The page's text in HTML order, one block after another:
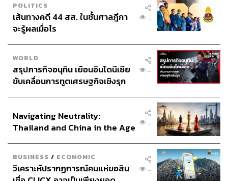
TAGS: นโยบาย เลือกตั้ง
พรรคกล้าธรรม
สถาบันวิจัยเพื่อการพัฒนาประเทศไทย (TDRI)
เลือกตั้ง 2569
กรุงเทพมหานคร
LOADING...
ABOUT THE AUTHOR
ปวริศ อำนวยพรไพศาล
Content Creator สำนักข่าว THE
STANDARD WEALTH
POLITICS
เส้นทางคดี 44 สส. ในชั้นศาลฎีกา
จะรู้ผลเมื่อไร
...
WORLD
สรุปภารกิจอนุทิน เยือนอินโดนีเซีย
ขับเคลื่อนการทูตเศรษฐกิจเชิงรุก
...
Navigating Neutrality:
Thailand and China in the Age
...
BUSINESS / ECONOMIC
วิเคราะห์ปรากฏการณ์คนแห่ขอสิน
...